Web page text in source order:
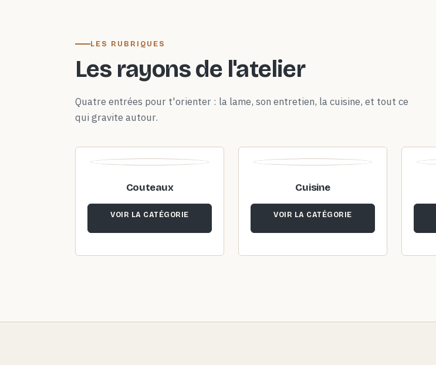
LES RUBRIQUES
Les rayons de l'atelier
Quatre entrées pour t'orienter : la lame, son entretien, la cuisine, et tout ce
qui gravite autour.
Couteaux
VOIR LA CATÉGORIE
Cuisine
VOIR LA CATÉGORIE